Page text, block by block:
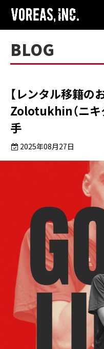
BLOG
【レンタル移籍の
Zolotukhin（ニキ
手
2025年08月27日